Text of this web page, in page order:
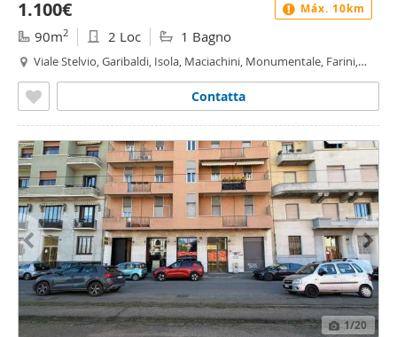
1.100€
90m2 2 Loc 1 Bagno
Viale Stelvio, Garibaldi, Isola, Maciachini, Monumentale, Farini,
Contatta
Máx. 10km
1/20